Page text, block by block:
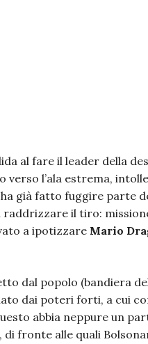
al fare il leader della
verso l’ala estrema,
già fatto fuggire parte
raddrizzare il tiro:
a ipotizzare Mario
dal popolo (bandiera
dai poteri forti, a cui
abbia neppure un
di fronte alle quali